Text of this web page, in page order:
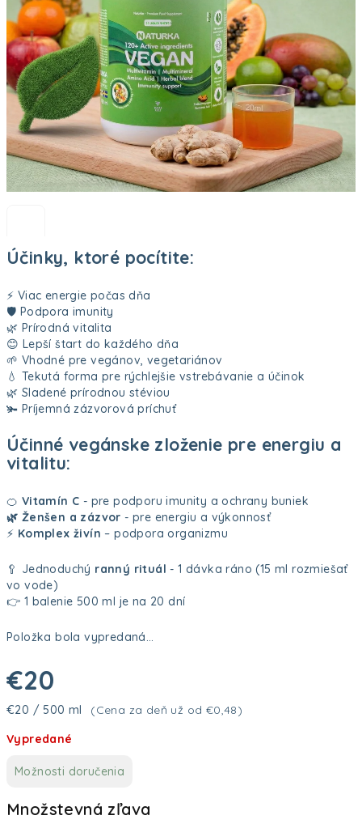
Účinky, ktoré pocítite:
⚡ Viac energie počas dňa
🛡️ Podpora imunity
🌿 Prírodná vitalita
😊 Lepší štart do každého dňa
🌱 Vhodné pre vegánov, vegetariánov
💧 Tekutá forma pre rýchlejšie vstrebávanie a účinok
🌿 Sladené prírodnou stéviou
🫚 Príjemná zázvorová príchuť
Účinné vegánske zloženie pre energiu a
vitalitu:
🍊 Vitamín C - pre podporu imunity a ochrany buniek
🌿 Ženšen a zázvor - pre energiu a výkonnosť
⚡ Komplex živín – podpora organizmu
🥄 Jednoduchý ranný rituál - 1 dávka ráno (15 ml rozmiešať
vo vode)
👉 1 balenie 500 ml je na 20 dní
Položka bola vypredaná…
€20
Jednotková cena:
€20 / 500 ml
(Cena za deň už od €0,48)
Vypredané
Možnosti doručenia
Množstevná zľava